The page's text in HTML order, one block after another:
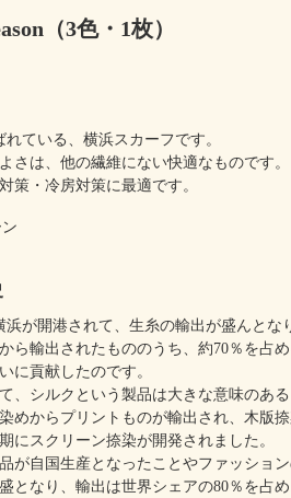
（3色・1枚）
ている、横浜スカーフです。
さは、他の繊維にない快適なものです。
策・冷房対策に最適です。
浜が開港されて、生糸の輸出が盛んと
ら輸出されたもののうち、約70％を占
に貢献したのです。
、シルクという製品は大きな意味のある
めからプリントものが輸出され、木版
にスクリーン捺染が開発されました。
が自国生産となったことやファッショ
となり、輸出は世界シェアの80％を占